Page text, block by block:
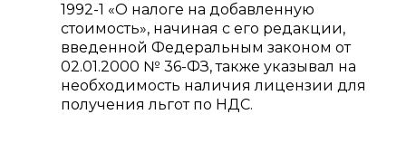
1992-1 «О налоге на добавленную
стоимость», начиная с его редакции,
введенной Федеральным законом от
02.01.2000 № 36-ФЗ, также указывал на
необходимость наличия лицензии для
получения льгот по НДС.